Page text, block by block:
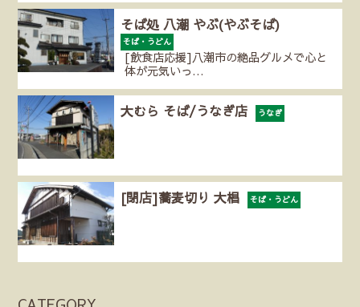
そば処 八潮 やぶ(やぶそば)
そば・うどん
[飲食店応援]八潮市の絶品グルメで心と
体が元気いっ…
大むら そば/うなぎ店 うなぎ
[閉店]蕎麦切り 大椙 そば・うどん